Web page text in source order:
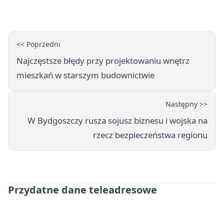
<< Poprzedni
Najczęstsze błędy przy projektowaniu wnętrz
mieszkań w starszym budownictwie
Następny >>
W Bydgoszczy rusza sojusz biznesu i wojska na
rzecz bezpieczeństwa regionu
Przydatne dane teleadresowe